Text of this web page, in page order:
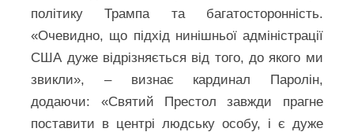
політику Трампа та багатосторонність.
«Очевидно, що підхід нинішньої адміністрації
США дуже відрізняється від того, до якого ми
звикли», – визнає кардинал Паролін,
додаючи: «Святий Престол завжди прагне
поставити в центрі людську особу, і є дуже